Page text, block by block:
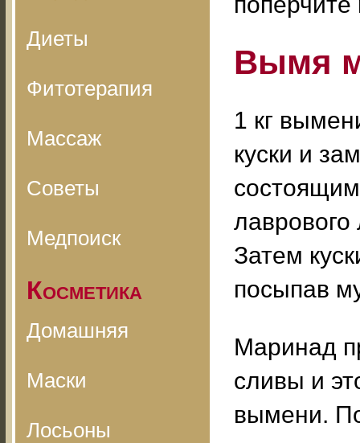
Диеты
Фитотерапия
Массаж
Советы
Медпоиск
Косметика
Домашняя
Маски
Лосьоны
Вымя
1 кг
куски и
лаврового
Затем
посыпав
Маринад
сливы и
вымени.